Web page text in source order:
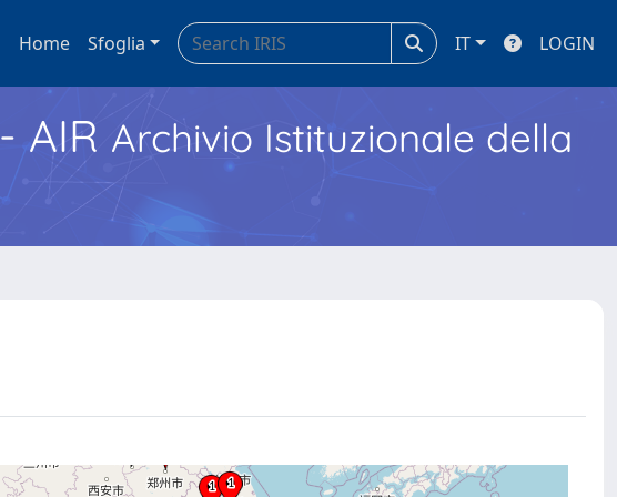
Home Sfoglia IT LOGIN
- AIR Archivio Istituzionale della